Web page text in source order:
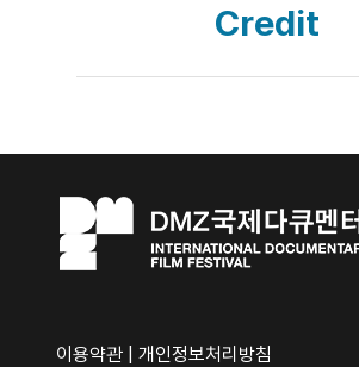
Credit
이용약관 개인정보처리방침